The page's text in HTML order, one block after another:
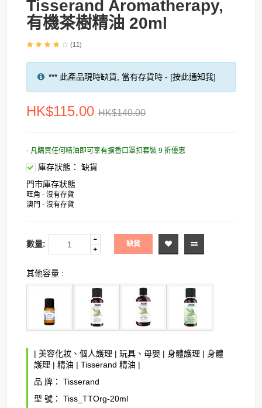
Tisserand Aromatherapy,
有機茶樹精油 20ml
(11)
*** 此產品現時缺貨, 當有存貨時 - [按此通知我]
HK$115.00 HK$140.00
- 凡購買任何精油即可享有擴香口罩扣套裝 9 折優惠
庫存狀態：
缺貨
門市庫存狀態
旺角 - 沒有存貨
澳門 - 沒有存貨
數量: 缺貨
其他容量 :
| 美容化妝、個人護理 | 玩具、母嬰 | 身體護理 | 身體
護理 | 精油 | Tisserand 精油 |
品 牌：
Tisserand
型 號：
Tiss_TTOrg-20ml